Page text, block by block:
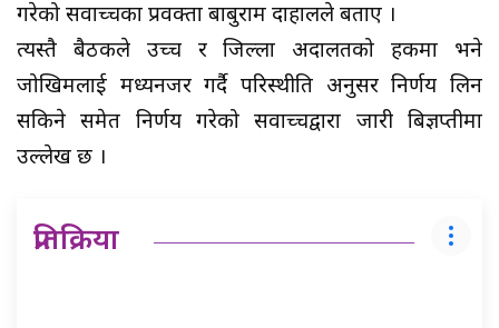
गरेको सर्वोच्चका प्रवक्ता बाबुराम दाहालले बताए ।
त्यस्तै बैठकले उच्च र जिल्ला अदालतको हकमा भने
जोखिमलाई मध्यनजर गर्दै परिस्थीति अनुसर निर्णय लिन
सकिने समेत निर्णय गरेको सर्वोच्चद्वारा जारी बिज्ञप्तीमा
उल्लेख छ ।
प्रतिक्रिया